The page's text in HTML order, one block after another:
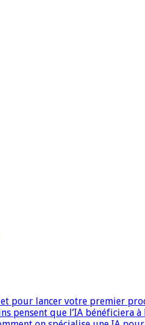
pour lancer votre premier
pensent que l’IA bénéficiera